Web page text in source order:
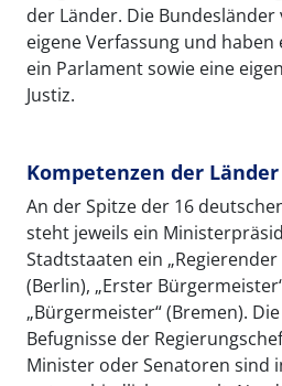
der Länder. Die
eigene Verfassung und haben
ein Parlament sowie eine
Justiz.
Kompetenzen der Länder
An der Spitze der 16
steht jeweils ein
Stadtstaaten ein
(Berlin), „Erster
„Bürgermeister“ (Bremen).
Befugnisse der
Minister oder Senatoren sind